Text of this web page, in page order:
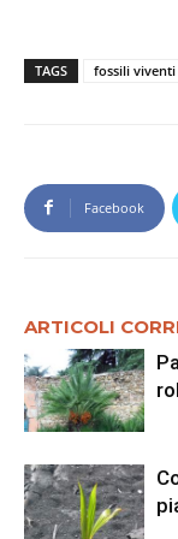
TAGS fossili viventi
Facebook
ARTICOLI